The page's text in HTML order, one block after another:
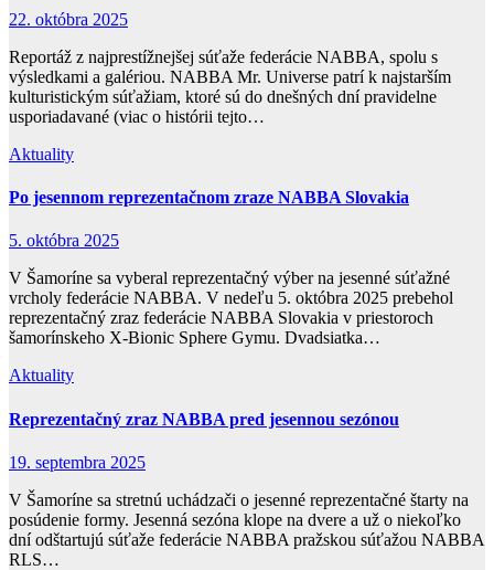
22. októbra 2025
Reportáž z najprestížnejšej súťaže federácie NABBA, spolu s
výsledkami a galériou. NABBA Mr. Universe patrí k najstarším
kulturistickým súťažiam, ktoré sú do dnešných dní pravidelne
usporiadavané (viac o histórii tejto…
Aktuality
Po jesennom reprezentačnom zraze NABBA Slovakia
5. októbra 2025
V Šamoríne sa vyberal reprezentačný výber na jesenné súťažné
vrcholy federácie NABBA. V nedeľu 5. októbra 2025 prebehol
reprezentačný zraz federácie NABBA Slovakia v priestoroch
šamorínskeho X-Bionic Sphere Gymu. Dvadsiatka…
Aktuality
Reprezentačný zraz NABBA pred jesennou sezónou
19. septembra 2025
V Šamoríne sa stretnú uchádzači o jesenné reprezentačné štarty na
posúdenie formy. Jesenná sezóna klope na dvere a už o niekoľko
dní odštartujú súťaže federácie NABBA pražskou súťažou NABBA
RLS…